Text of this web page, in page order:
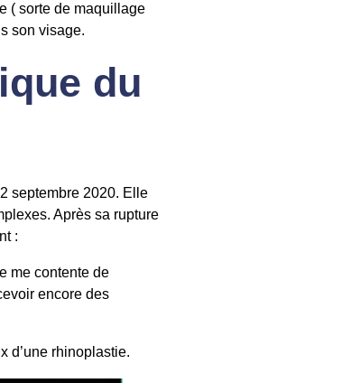
( sorte de maquillage
son visage.
du
septembre 2020. Elle
Après sa rupture
:
me contente de
encore des
d’une rhinoplastie.